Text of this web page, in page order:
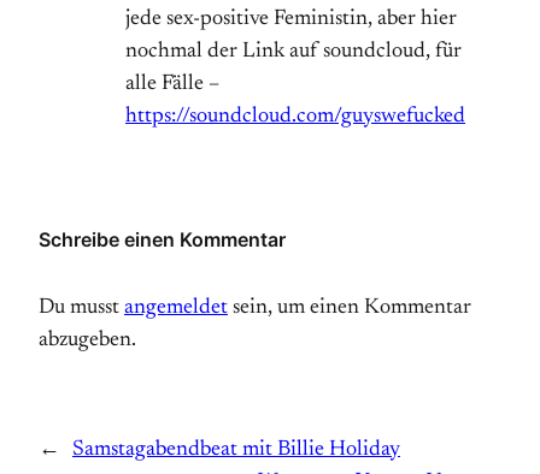
jede sex-positive Feministin, aber hier
nochmal der Link auf soundcloud, für
alle Fälle –
https://soundcloud.com/guyswefucked
Schreibe einen Kommentar
Du musst angemeldet sein, um einen Kommentar
abzugeben.
←
Samstagabendbeat mit Billie Holiday